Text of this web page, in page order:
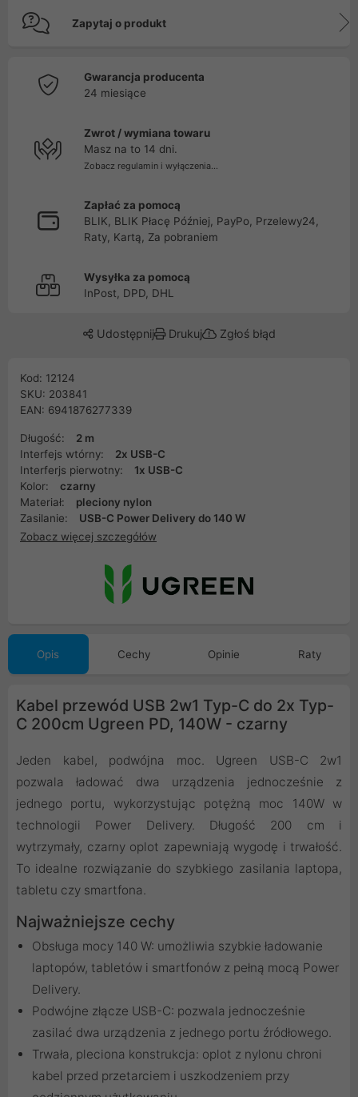
Zapytaj o produkt
Gwarancja producenta
24 miesiące
Zwrot / wymiana towaru
Masz na to 14 dni.
Zobacz regulamin i wyłączenia...
Zapłać za pomocą
BLIK, BLIK Płacę Później, PayPo, Przelewy24,
Raty, Kartą, Za pobraniem
Wysyłka za pomocą
InPost, DPD, DHL
Udostępnij Drukuj Zgłoś błąd
Kod: 12124
SKU: 203841
EAN: 6941876277339
Długość:
2 m
Interfejs wtórny:
2x USB-C
Interferjs pierwotny:
1x USB-C
Kolor:
czarny
Materiał:
pleciony nylon
Zasilanie:
USB-C Power Delivery do 140 W
Zobacz więcej szczegółów
Opis Cechy Opinie Raty
Kabel przewód USB 2w1 Typ-C do 2x Typ-
C 200cm Ugreen PD, 140W - czarny
Jeden kabel, podwójna moc. Ugreen USB-C 2w1
pozwala ładować dwa urządzenia jednocześnie z
jednego portu, wykorzystując potężną moc 140W w
technologii Power Delivery. Długość 200 cm i
wytrzymały, czarny oplot zapewniają wygodę i trwałość.
To idealne rozwiązanie do szybkiego zasilania laptopa,
tabletu czy smartfona.
Najważniejsze cechy
Obsługa mocy 140 W: umożliwia szybkie ładowanie
laptopów, tabletów i smartfonów z pełną mocą Power
Delivery.
Podwójne złącze USB-C: pozwala jednocześnie
zasilać dwa urządzenia z jednego portu źródłowego.
Trwała, pleciona konstrukcja: oplot z nylonu chroni
kabel przed przetarciem i uszkodzeniem przy